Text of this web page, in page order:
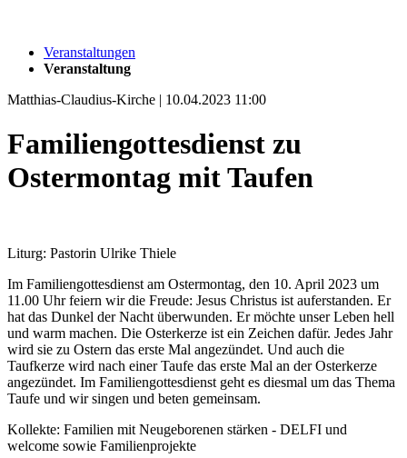
Veranstaltungen
Veranstaltung
Matthias-Claudius-Kirche | 10.04.2023 11:00
Familiengottesdienst zu
Ostermontag mit Taufen
Liturg: Pastorin Ulrike Thiele
Im Familiengottesdienst am Ostermontag, den 10. April 2023 um
11.00 Uhr feiern wir die Freude: Jesus Christus ist auferstanden. Er
hat das Dunkel der Nacht überwunden. Er möchte unser Leben hell
und warm machen. Die Osterkerze ist ein Zeichen dafür. Jedes Jahr
wird sie zu Ostern das erste Mal angezündet. Und auch die
Taufkerze wird nach einer Taufe das erste Mal an der Osterkerze
angezündet. Im Familiengottesdienst geht es diesmal um das Thema
Taufe und wir singen und beten gemeinsam.
Kollekte: Familien mit Neugeborenen stärken - DELFI und
welcome sowie Familienprojekte